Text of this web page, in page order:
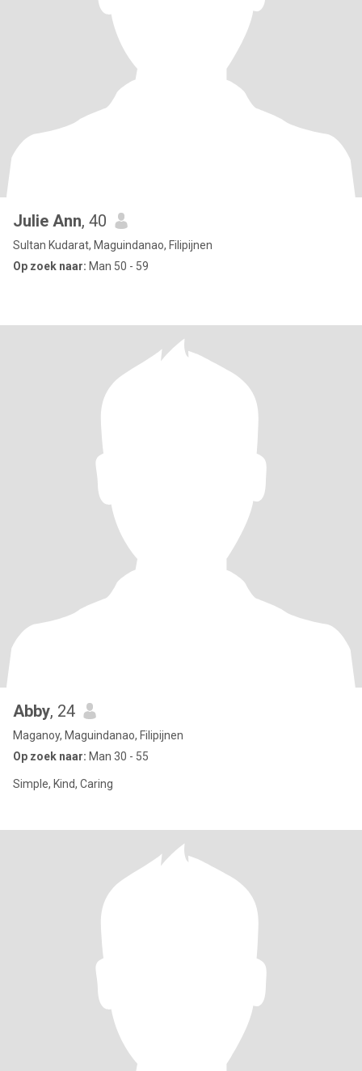
Julie Ann, 40
Sultan Kudarat, Maguindanao, Filipijnen
Op zoek naar: Man 50 - 59
Abby, 24
Maganoy, Maguindanao, Filipijnen
Op zoek naar: Man 30 - 55
Simple, Kind, Caring